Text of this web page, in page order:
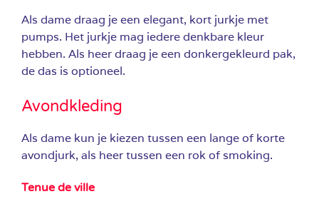
Als dame draag je een elegant, kort jurkje met
pumps. Het jurkje mag iedere denkbare kleur
hebben. Als heer draag je een donkergekleurd pak,
de das is optioneel.
Avondkleding
Als dame kun je kiezen tussen een lange of korte
avondjurk, als heer tussen een rok of smoking.
Tenue de ville